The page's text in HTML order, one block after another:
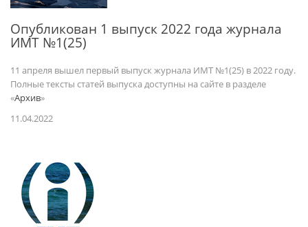
Опубликован 1 выпуск 2022 года журнала
ИМТ №1(25)
11 апреля вышел первый выпуск журнала ИМТ №1(25) в 2022 году.
Полные тексты статей выпуска доступны на сайте в разделе
«Архив»
11.04.2022